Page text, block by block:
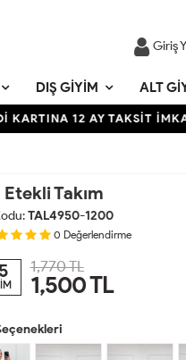
Giriş
DIŞ GIYIM ALT
12 AY TAKSİT İMKANI
Takım
TAL4950-1200
0 Değerlendirme
1,770 TL
1,500TL